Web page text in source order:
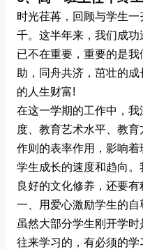
时光荏苒，回顾与学生
千。这半年来，我们成
已不在重要，重要的是
助，同舟共济，茁壮的
的人生财富!
在这一学期的工作中，
度、教育艺术水平、教
作则的表率作用，影响
学生成长的速度和趋向
良好的文化修养，还要有
一、用爱心激励学生的
虽然大部分学生刚开学
往来学习的，有必须的